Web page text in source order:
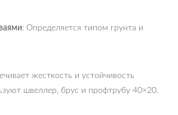
: Определяется типом грунта и
жесткость и устойчивость
швеллер, брус и профтрубу 40×20.